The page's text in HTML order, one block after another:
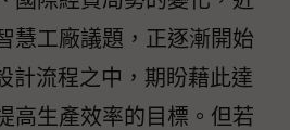
慧工廠議題，正逐漸開始
計流程之中，期盼藉此達
高生產效率的目標。但若